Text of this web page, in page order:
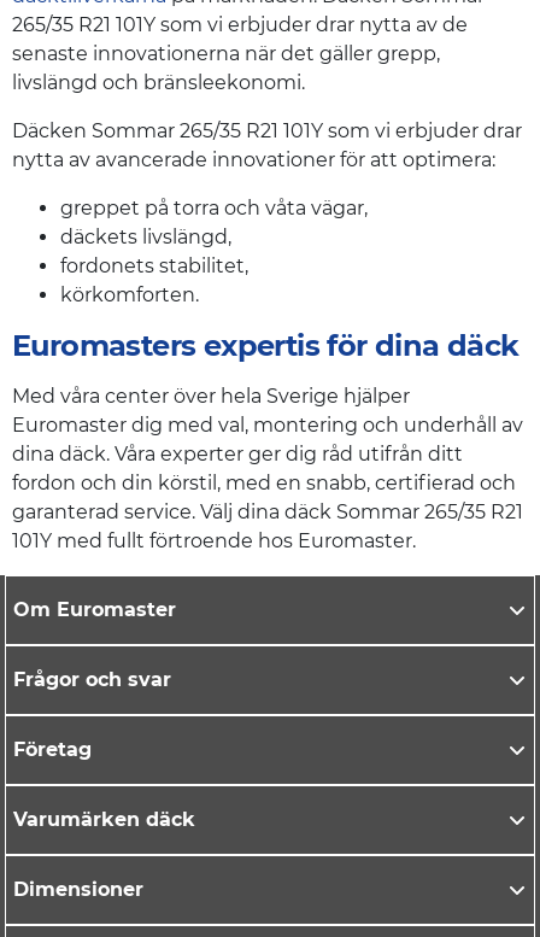
265/35 R21 101Y som vi erbjuder drar nytta av de
senaste innovationerna när det gäller grepp,
livslängd och bränsleekonomi.
Däcken Sommar 265/35 R21 101Y som vi erbjuder drar
nytta av avancerade innovationer för att optimera:
greppet på torra och våta vägar,
däckets livslängd,
fordonets stabilitet,
körkomforten.
Euromasters expertis för dina däck
Med våra center över hela Sverige hjälper
Euromaster dig med val, montering och underhåll av
dina däck. Våra experter ger dig råd utifrån ditt
fordon och din körstil, med en snabb, certifierad och
garanterad service. Välj dina däck Sommar 265/35 R21
101Y med fullt förtroende hos Euromaster.
Om Euromaster
Frågor och svar
Företag
Varumärken däck
Dimensioner